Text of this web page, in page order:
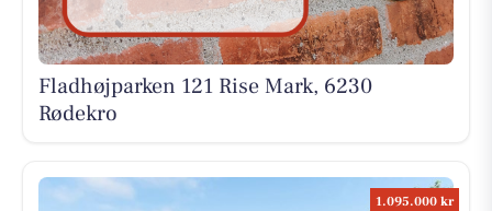
Fladhøjparken 121 Rise Mark, 6230
Rødekro
1.095.000 kr